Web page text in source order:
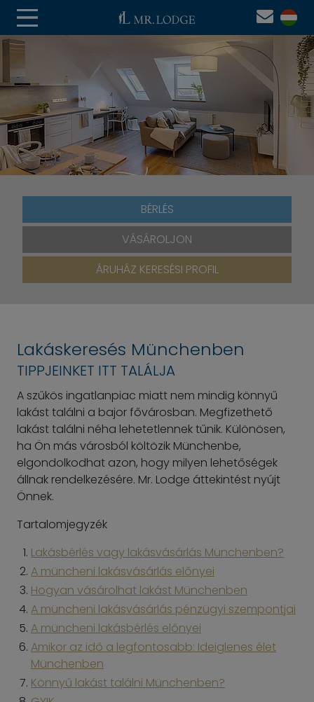
BÉRLÉS
VÁSÁROLJON
ÁRUHÁZ KERESÉSI PROFIL
Lakáskeresés Münchenben
TIPPJEINKET ITT TALÁLJA
A szűkös ingatlanpiac miatt nem mindig könnyű
lakást találni a bajor fővárosban. Megfizethető
lakást találni néha lehetetlennek tűnik. Különösen,
ha Ön más városból költözik Münchenbe,
elgondolkodhat azon, hogy milyen lehetőségek
állnak rendelkezésére. Mr. Lodge áttekintést nyújt
Önnek.
Tartalomjegyzék
Lakásbérlés vagy lakásvásárlás Münchenben?
A müncheni lakásvásárlás előnyei
Hogyan vásárolhat lakást Münchenben
A müncheni lakásvásárlás pénzügyi szempontjai
A müncheni lakásbérlés előnyei
Amikor az idő a legfontosabb: Ideiglenes élet
Münchenben
Könnyű lakást találni Münchenben?